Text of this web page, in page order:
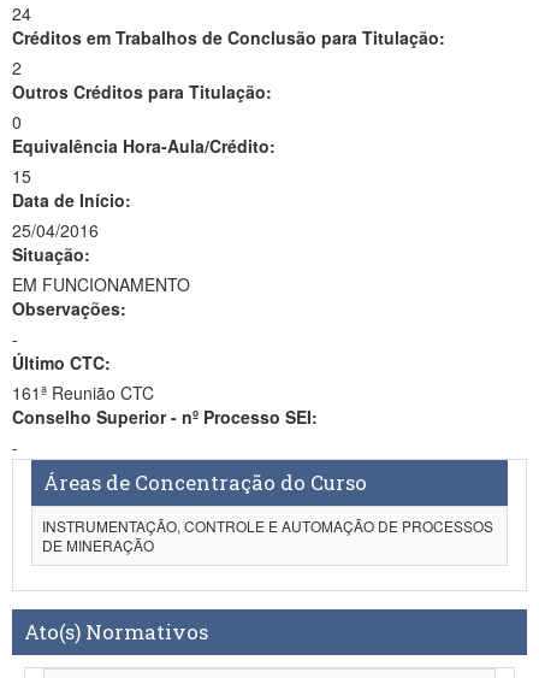
24
Créditos em Trabalhos de Conclusão para Titulação:
2
Outros Créditos para Titulação:
0
Equivalência Hora-Aula/Crédito:
15
Data de Início:
25/04/2016
Situação:
EM FUNCIONAMENTO
Observações:
-
Último CTC:
161ª Reunião CTC
Conselho Superior - nº Processo SEI:
-
Áreas de Concentração do Curso
INSTRUMENTAÇÃO, CONTROLE E AUTOMAÇÃO DE PROCESSOS
DE MINERAÇÃO
Ato(s) Normativos